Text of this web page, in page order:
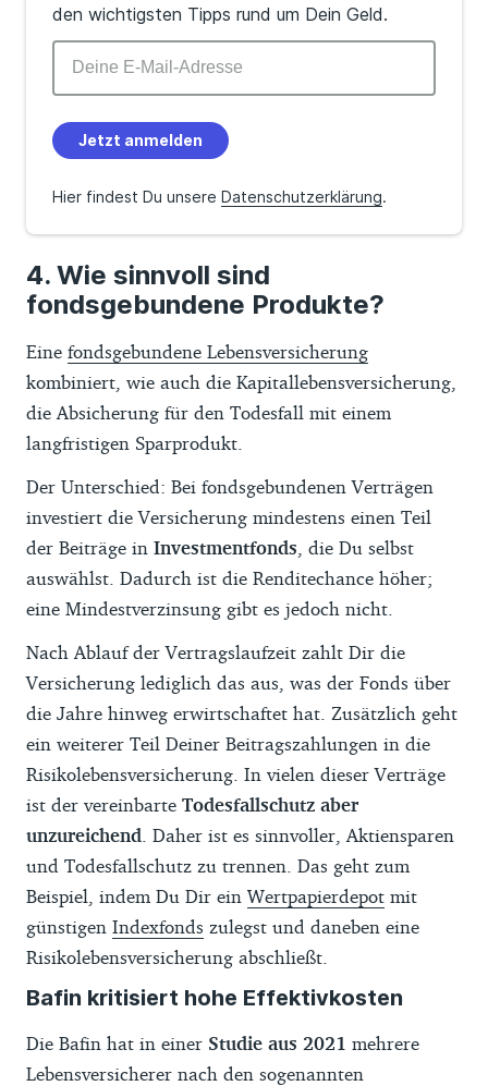
den wichtigsten Tipps rund um Dein Geld.
Jetzt anmelden
Hier findest Du unsere Datenschutzerklärung.
Wie sinnvoll sind
fondsgebundene Produkte?
Eine fondsgebundene Lebensversicherung
kombiniert, wie auch die Kapitallebensversicherung,
die Absicherung für den Todesfall mit einem
langfristigen Sparprodukt.
Der Unterschied: Bei fondsgebundenen Verträgen
investiert die Versicherung mindestens einen Teil
der Beiträge in Investmentfonds , die Du selbst
auswählst. Dadurch ist die Renditechance höher;
eine Mindestverzinsung gibt es jedoch nicht.
Nach Ablauf der Vertragslaufzeit zahlt Dir die
Versicherung lediglich das aus, was der Fonds über
die Jahre hinweg erwirtschaftet hat. Zusätzlich geht
ein weiterer Teil Deiner Beitragszahlungen in die
Risikolebensversicherung. In vielen dieser Verträge
ist der vereinbarte Todesfallschutz aber
unzureichend . Daher ist es sinnvoller, Aktiensparen
und Todesfallschutz zu trennen. Das geht zum
Beispiel, indem Du Dir ein Wertpapierdepot mit
günstigen Indexfonds zulegst und daneben eine
Risikolebensversicherung abschließt.
Bafin kritisiert hohe Effektivkosten
Die Bafin hat in einer Studie aus 2021 mehrere
Lebensversicherer nach den sogenannten